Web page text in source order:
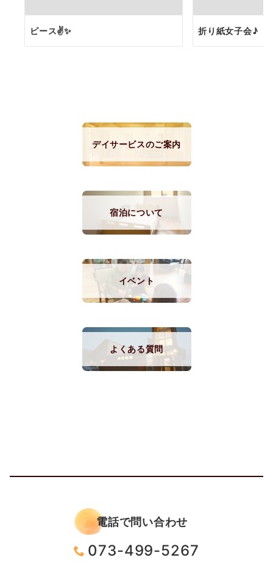
ピース✌✨ 折り紙女子会♪
デイサービスのご案内
宿泊について
イベント
よくある質問
電話で問い合わせ
073-499-5267